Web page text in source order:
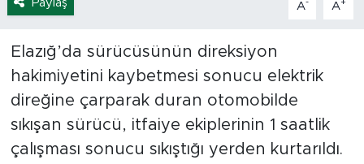
Paylaş A- A+
Elazığ’da sürücüsünün direksiyon
hakimiyetini kaybetmesi sonucu elektrik
direğine çarparak duran otomobilde
sıkışan sürücü, itfaiye ekiplerinin 1 saatlik
çalışması sonucu sıkıştığı yerden kurtarıldı.